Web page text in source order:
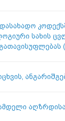
სახის
აღზრდისა